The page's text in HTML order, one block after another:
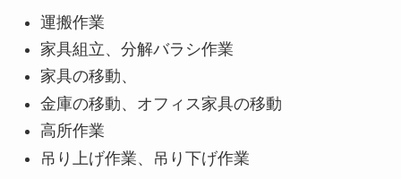
運搬作業
家具組立、分解バラシ作業
家具の移動、
金庫の移動、オフィス家具の移動
高所作業
吊り上げ作業、吊り下げ作業